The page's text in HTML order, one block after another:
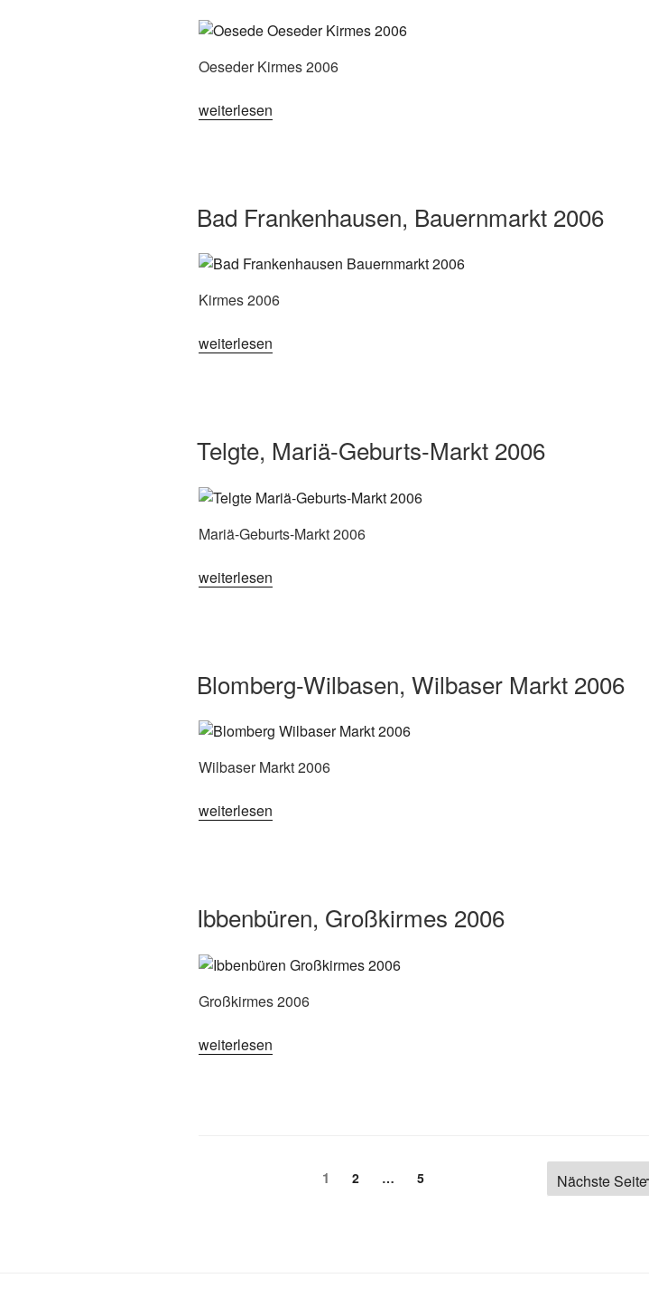
Oeseder Kirmes 2006
„Georgsmarienhütte-
weiterlesen
Bad Frankenhausen, Bauernmarkt 2006
Kirmes 2006
„Bad
weiterlesen
Telgte, Mariä-Geburts-Markt 2006
Mariä-Geburts-Markt 2006
„Telgte,
weiterlesen
Blomberg-Wilbasen, Wilbaser Markt 2006
Wilbaser Markt 2006
„Blomberg-
weiterlesen
Ibbenbüren, Großkirmes 2006
Großkirmes 2006
„Ibbenbüren,
weiterlesen
Seitennummerierung
Seite
1 Seite
2 … Seite
5 Nächste Seite